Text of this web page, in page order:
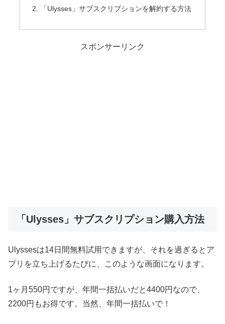
「Ulysses」サブスクリプションを解約する方法
スポンサーリンク
「Ulysses」サブスクリプション購入方法
Ulyssesは14日間無料試用できますが、それを過ぎるとア
プリを立ち上げるたびに、このような画面になります。
1ヶ月550円ですが、年間一括払いだと4400円なので、
2200円もお得です。当然、年間一括払いで！